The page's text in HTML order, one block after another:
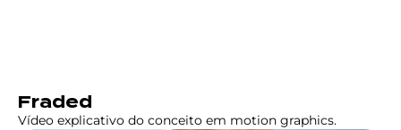
Fraded
Vídeo explicativo do conceito em motion graphics.